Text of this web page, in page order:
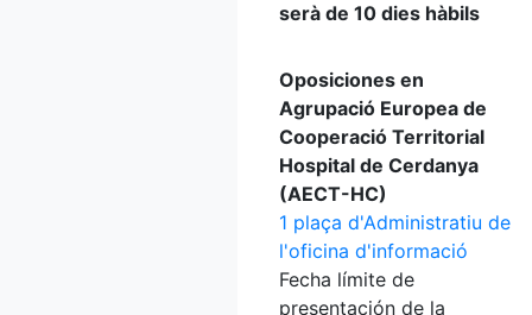
serà de 10 dies hàbils
Oposiciones en
Agrupació Europea de
Cooperació Territorial
Hospital de Cerdanya
(AECT-HC)
1 plaça d'Administratiu de
l'oficina d'informació
Fecha límite de
presentación de la